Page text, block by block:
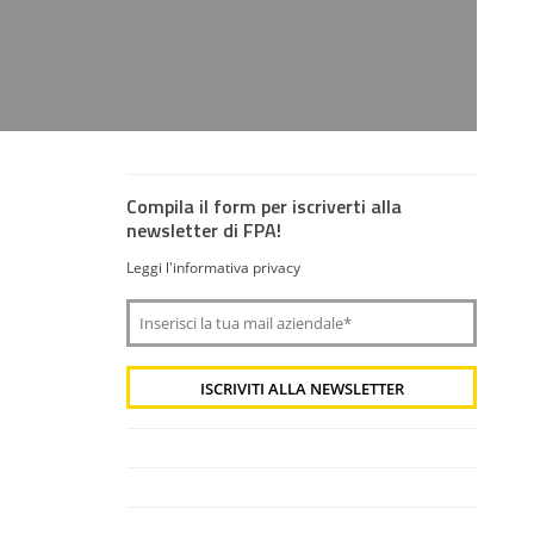
Compila il form per iscriverti alla
newsletter di FPA!
Leggi l'informativa privacy